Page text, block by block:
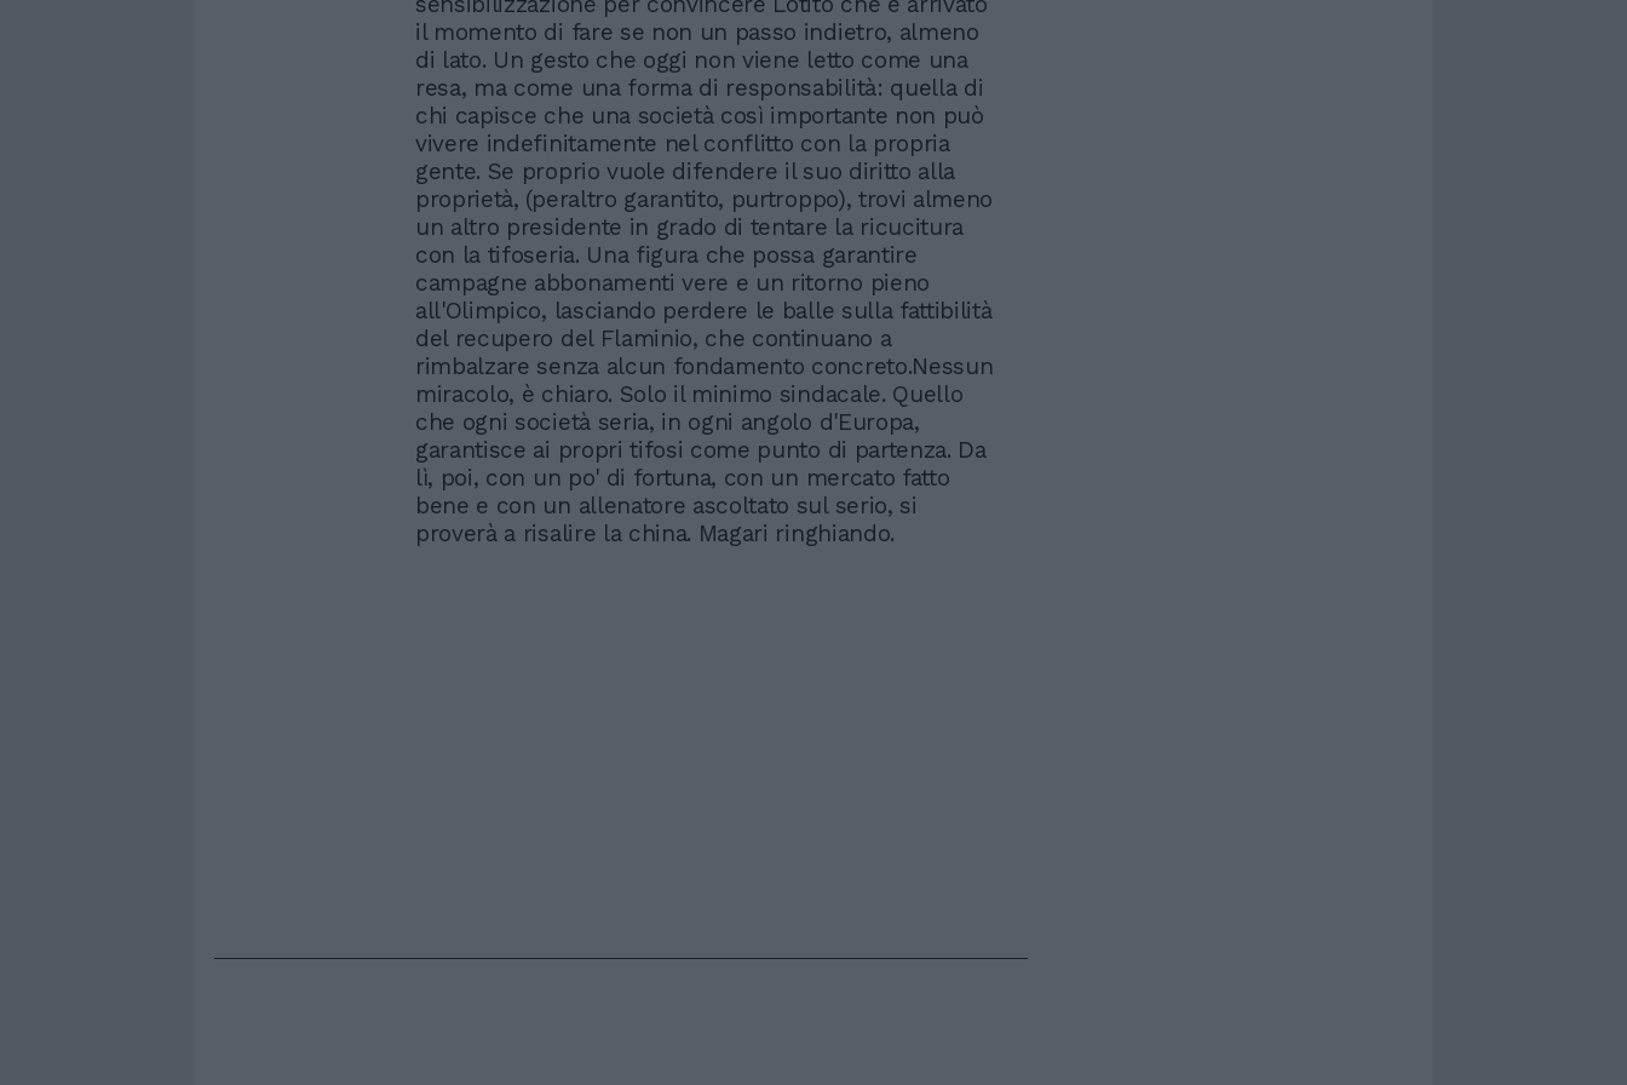
il momento di fare se non un passo indietro, almeno
di lato. Un gesto che oggi non viene letto come una
resa, ma come una forma di responsabilità: quella di
chi capisce che una società così importante non può
vivere indefinitamente nel conflitto con la propria
gente. Se proprio vuole difendere il suo diritto alla
proprietà, (peraltro garantito, purtroppo), trovi almeno
un altro presidente in grado di tentare la ricucitura
con la tifoseria. Una figura che possa garantire
campagne abbonamenti vere e un ritorno pieno
all'Olimpico, lasciando perdere le balle sulla fattibilità
del recupero del Flaminio, che continuano a
rimbalzare senza alcun fondamento concreto.Nessun
miracolo, è chiaro. Solo il minimo sindacale. Quello
che ogni società seria, in ogni angolo d'Europa,
garantisce ai propri tifosi come punto di partenza. Da
lì, poi, con un po' di fortuna, con un mercato fatto
bene e con un allenatore ascoltato sul serio, si
proverà a risalire la china. Magari ringhiando.